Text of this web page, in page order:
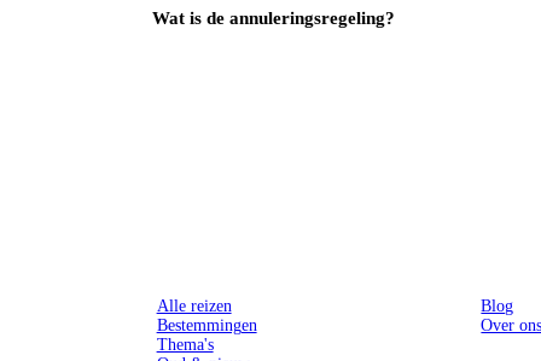
Wat is de annuleringsregeling?
Alle reizen
Bestemmingen
Thema's
Blog
Over ons